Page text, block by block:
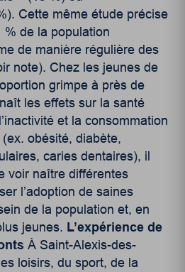
Cette même étude précise
% de la population
de manière régulière des
note). Chez les jeunes de
grimpe à près de
les effets sur la santé
et la consommation
obésité, diabète,
caries dentaires), il
voir naître différentes
l’adoption de saines
de la population et, en
jeunes. L’expérience de
À Saint-Alexis-des-
loisirs, du sport, de la